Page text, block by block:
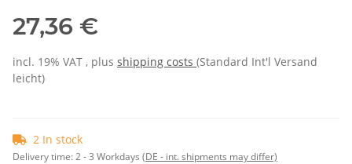
27,36 €
incl. 19% VAT , plus shipping costs (Standard Int'l Versand
leicht)
2 In stock
Delivery time:2 - 3 Workdays (DE - int. shipments may differ)